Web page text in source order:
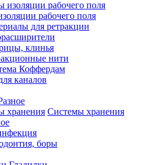
рабочего поля
для ретракции
клинья
нити
Коффердам
каналов
Системы хранения
боры